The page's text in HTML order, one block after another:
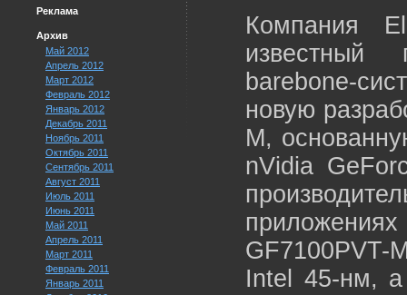
Реклама
Архив
Май 2012
Апрель 2012
Март 2012
Февраль 2012
Январь 2012
Декабрь 2011
Ноябрь 2011
Октябрь 2011
Сентябрь 2011
Август 2011
Июль 2011
Июнь 2011
Май 2011
Апрель 2011
Март 2011
Февраль 2011
Январь 2011
Компания
известный
barebone-
новую
M,
nVidia
Intel 45-нм,